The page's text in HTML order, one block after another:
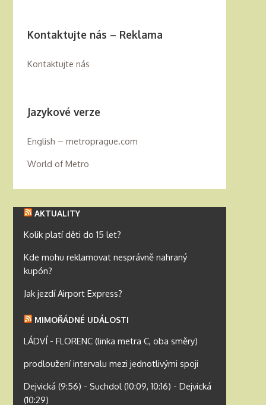
Kontaktujte nás – Reklama
Kontaktujte nás
Jazykové verze
English – metroprague.com
World of Metro
AKTUALITY
Kolik platí děti do 15 let?
Kde mohu reklamovat nesprávně nahraný
kupón?
Jak jezdí Airport Express?
MIMOŘÁDNÉ UDÁLOSTI
LÁDVÍ - FLORENC (linka metra C, oba směry)
prodloužení intervalu mezi jednotlivými spoji
Dejvická (9:56) - Suchdol (10:09, 10:16) - Dejvická
(10:29)